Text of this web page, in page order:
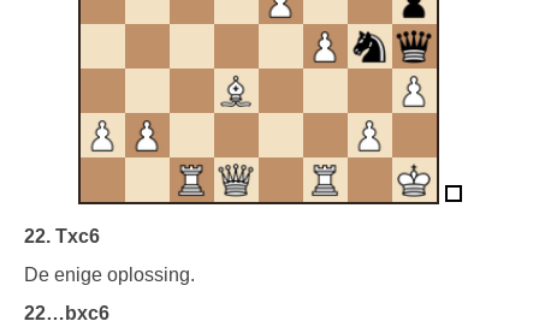
22. Txc6
De enige oplossing.
22…bxc6